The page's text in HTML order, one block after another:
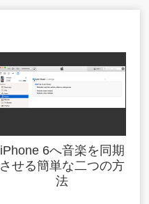
iPhone 6へ音楽を同期
させる簡単な二つの方
法